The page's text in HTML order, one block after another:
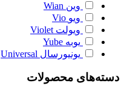
وین Wian
ویو Vio
ویولت Violet
یوبه Yube
یونیورسال Universal
دسته‌های محصولات